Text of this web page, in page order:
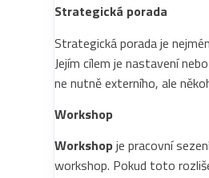
Strategická porada
Strategická porada je
Jejím cílem je nastavení
ne nutně externího, ale
Workshop
Workshopje pracovní
workshop. Pokud toto